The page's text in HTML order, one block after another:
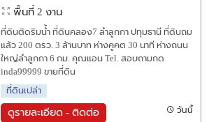
พื้นที่ 2 งาน
ที่ดินติดริมน้ำ ที่ดินคลอง7 ลำลูกกา ปทุมธานี ที่ดินถม
แล้ว 200 ตรว. 3 ล้านบาท ห่างคูคต 30 นาที ห่างถนน
ใหญ่ลำลูกกา 6 กม. คุณแอน Tel. สอบถามกด
inda99999 ขายที่ดิน
ที่ดินเปล่า
ดูรายละเอียด - ติดต่อ วันนี้